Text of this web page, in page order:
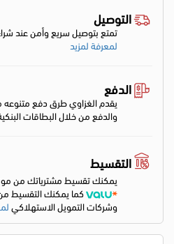
التوصيل
تمتع بتوصيل سريع وأمن عند
لمعرفة لمزيد
الدفع
يقدم الغزاوي طرق دفع متنوعه
والدفع من خلال البطاقات
التقسيط
يمكنك تقسيط مشترياتك من
كما يمكنك التقسيط
وشركات التمويل الاستهلاكي